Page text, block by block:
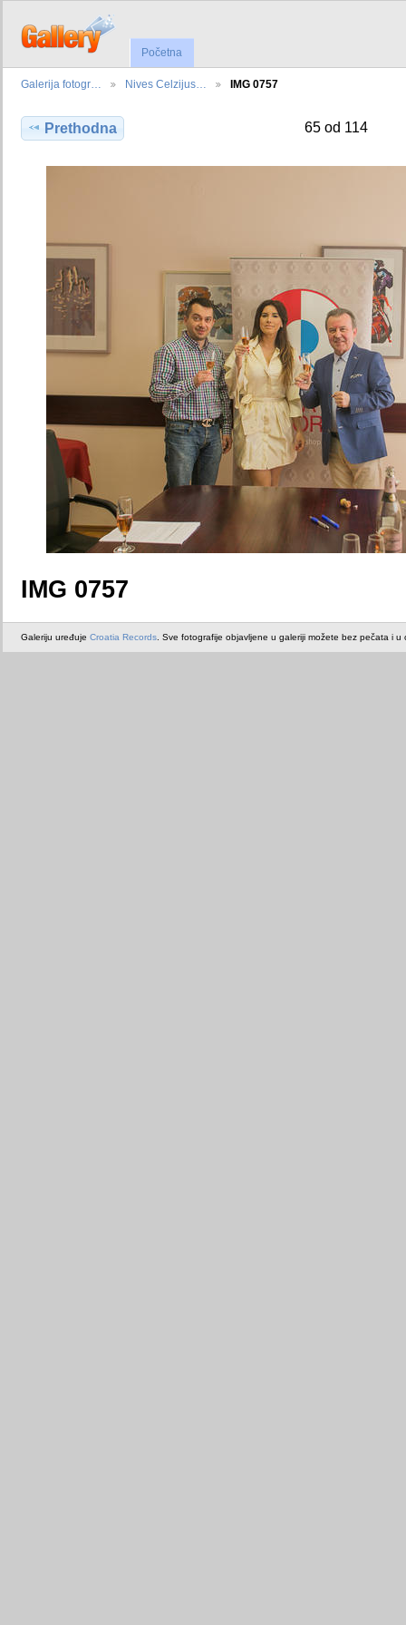
Početna
Galerija fotogr… Nives Celzijus… IMG 0757
Prethodna 65 od 114
IMG 0757
Galeriju uređuje Croatia Records . Sve fotografije objavljene u galeriji možete bez pečata i